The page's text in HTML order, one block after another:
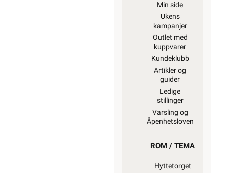
Min side
Ukens
kampanjer
Outlet med
kuppvarer
Kundeklubb
Artikler og
guider
Ledige
stillinger
Varsling og
Åpenhetsloven
ROM / TEMA
Hyttetorget